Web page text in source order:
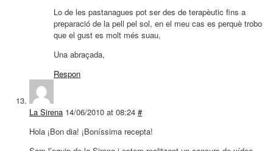
Lo de les pastanagues pot ser des de terapèutic fins a
preparació de la pell pel sol, en el meu cas es perquè trobo
que el gust es molt més suau,
Una abraçada,
Respon
La Sirena 14/06/2010 at 08:24 #
Hola ¡Bon dia! ¡Boníssima recepta!